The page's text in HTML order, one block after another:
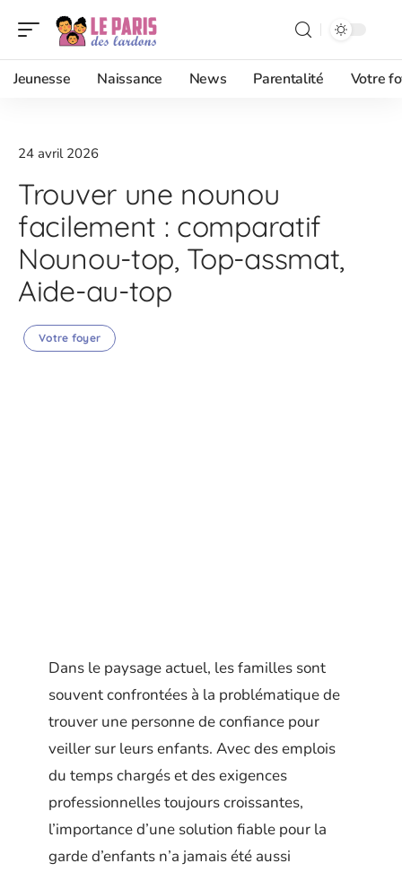
Jeunesse Naissance News Parentalité Votre
24 avril 2026
Trouver une nounou
facilement : comparatif
Nounou-top, Top-assmat,
Aide-au-top
Votre foyer
Dans le paysage actuel, les familles sont
souvent confrontées à la problématique de
trouver une personne de confiance pour
veiller sur leurs enfants. Avec des emplois
du temps chargés et des exigences
professionnelles toujours croissantes,
l’importance d’une solution fiable pour la
garde d’enfants n’a jamais été aussi